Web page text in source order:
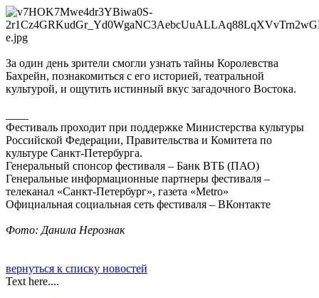
За один день зрители смогли узнать тайны Королевства
Бахрейн, познакомиться с его историей, театральной
культурой, и ощутить истинный вкус загадочного Востока.
Фестиваль проходит при поддержке Министерства культуры
Российской Федерации, Правительства и Комитета по
культуре Санкт-Петербурга.
Генеральный спонсор фестиваля – Банк ВТБ (ПАО)
Генеральные информационные партнеры фестиваля –
телеканал «Санкт-Петербург», газета «Metro»
Официальная социальная сеть фестиваля – ВКонтакте
Фото: Данила Нерознак
вернуться к списку новостей
Text here....